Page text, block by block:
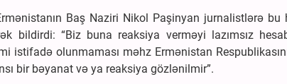
Baş Naziri Nikol Paşinyan jurnalistlərə bu
bildirdi: “Biz buna reaksiya verməyi lazımsız
istifadə olunmaması məhz Ermənistan
bir bəyanat və ya reaksiya gözlənilmir”.